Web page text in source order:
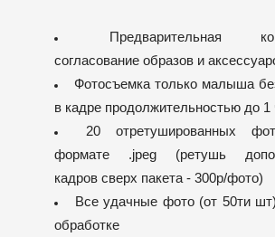
Предварительная
согласование образов и
Фотосъемка только малыша
в кадре продолжительностью до 1
20 отретушированных
формате .jpeg (ретушь
кадров сверх пакета - 300р/фото)
Все удачные фото (от 50ти
обработке